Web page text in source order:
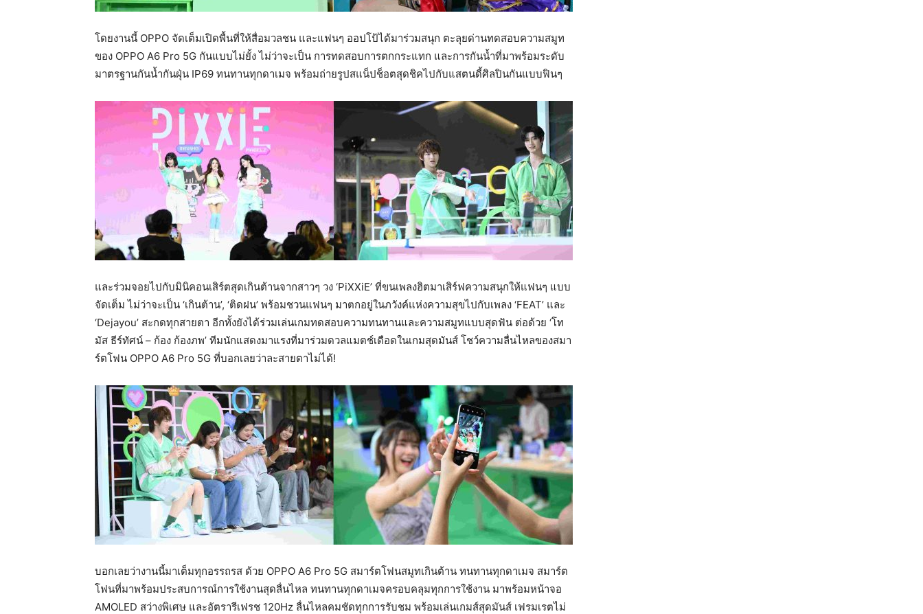
โดยงานนี้ OPPO จัดเต็มเปิดพื้นที่ให้สื่อมวลชน และแฟนๆ ออปโป้ได้มาร่วมสนุก ตะลุยด่านทดสอบความสมูท
ของ OPPO A6 Pro 5G กันแบบไม่ยั้ง ไม่ว่าจะเป็น การทดสอบการตกกระแทก และการกันน้ำที่มาพร้อมระดับ
มาตรฐานกันน้ำกันฝุ่น IP69 ทนทานทุกดาเมจ พร้อมถ่ายรูปสแน็ปช็อตสุดชิคไปกับแสตนดี้ศิลปินกันแบบฟินๆ
และร่วมจอยไปกับมินิคอนเสิร์ตสุดเกินต้านจากสาวๆ วง ‘PiXXiE’ ที่ขนเพลงฮิตมาเสิร์ฟความสนุกให้แฟนๆ แบบ
จัดเต็ม ไม่ว่าจะเป็น ‘เกินต้าน’, ‘ติดฝน’ พร้อมชวนแฟนๆ มาตกอยู่ในภวังค์แห่งความสุขไปกับเพลง ‘FEAT’ และ
‘Dejayou’ สะกดทุกสายตา อีกทั้งยังได้ร่วมเล่นเกมทดสอบความทนทานและความสมูทแบบสุดฟัน ต่อด้วย ‘โท
มัส ธีร์ทัศน์ – ก้อง ก้องภพ’ ทีมนักแสดงมาแรงที่มาร่วมดวลแมตช์เดือดในเกมสุดมันส์ โชว์ความลื่นไหลของสมา
ร์ตโฟน OPPO A6 Pro 5G ที่บอกเลยว่าละสายตาไม่ได้!
บอกเลยว่างานนี้มาเต็มทุกอรรถรส ด้วย OPPO A6 Pro 5G สมาร์ตโฟนสมูทเกินต้าน ทนทานทุกดาเมจ สมาร์ต
โฟนที่มาพร้อมประสบการณ์การใช้งานสุดลื่นไหล ทนทานทุกดาเมจครอบคลุมทุกการใช้งาน มาพร้อมหน้าจอ
AMOLED สว่างพิเศษ และอัตรารีเฟรช 120Hz ลื่นไหลคมชัดทุกการรับชม พร้อมเล่นเกมส์สุดมันส์ เฟรมเรตไม่